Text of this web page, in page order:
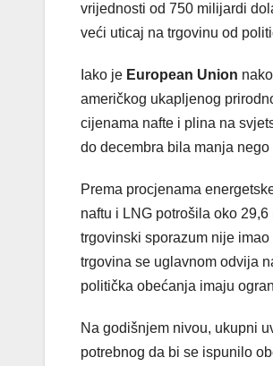
vrijednosti od 750 milijardi
veći uticaj na trgovinu od
Iako je European Union
američkog ukapljenog
cijenama nafte i plina na
do decembra bila manja
Prema procjenama
naftu i LNG potrošila oko
trgovinski sporazum nije
trgovina se uglavnom odvija
politička obećanja imaju
Na godišnjem nivou, ukupni
potrebnog da bi se ispunilo